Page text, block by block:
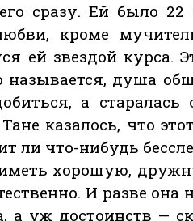
сразу. Ей было
кроме
ей звездой курса.
называется, душа
а
казалось, что
ли что-нибудь
иметь хорошую,
И разве
а уж достоинств —